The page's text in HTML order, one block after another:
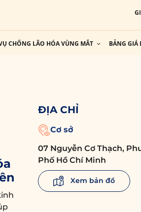
CHỐNG LÃO HÓA VÙNG MẮT BẢNG GIÁ
ĐỊA CHỈ
Cơ sở
07 Nguyễn Cơ Thạch,
Phố Hồ Chí Minh
Xem bản đồ